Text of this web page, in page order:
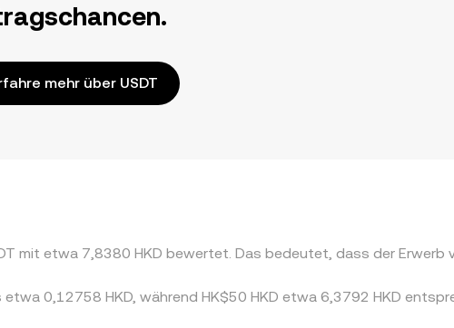
mehr über USDT
mit etwa 7,8380 HKD bewertet. Das bedeutet, dass der
0,12758 HKD, während HK$50 HKD etwa 6,3792 HKD